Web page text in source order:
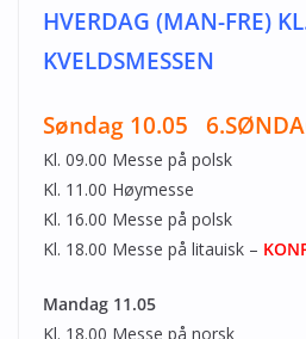
HVERDAG (MAN-FRE)
KVELDSMESSEN
Søndag 10.05
Kl. 09.00 Messe på polsk
Kl. 11.00 Høymesse
Kl. 16.00 Messe på polsk
Kl. 18.00 Messe på litauisk –
Mandag 11.05
Kl. 18.00 Messe på norsk